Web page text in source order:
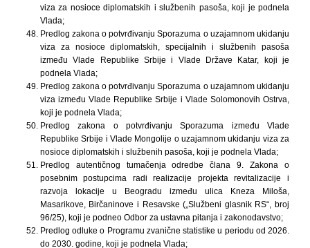
viza za nosioce diplomatskih i službenih pasoša, koji je podnela
Vlada;
Predlog zakona o potvrđivanju Sporazuma o uzajamnom ukidanju
viza za nosioce diplomatskih, specijalnih i službenih pasoša
između Vlade Republike Srbije i Vlade Države Katar, koji je
podnela Vlada;
Predlog zakona o potvrđivanju Sporazuma o uzajamnom ukidanju
viza između Vlade Republike Srbije i Vlade Solomonovih Ostrva,
koji je podnela Vlada;
Predlog zakona o potvrđivanju Sporazuma između Vlade
Republike Srbije i Vlade Mongolije o uzajamnom ukidanju viza za
nosioce diplomatskih i službenih pasoša, koji je podnela Vlada;
Predlog autentičnog tumačenja odredbe člana 9. Zakona o
posebnim postupcima radi realizacije projekta revitalizacije i
razvoja lokacije u Beogradu između ulica Kneza Miloša,
Masarikove, Birčaninove i Resavske („Službeni glasnik RS“, broj
96/25), koji je podneo Odbor za ustavna pitanja i zakonodavstvo;
Predlog odluke o Programu zvanične statistike u periodu od 2026.
do 2030. godine, koji je podnela Vlada;